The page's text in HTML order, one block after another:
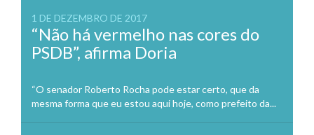
1 DE DEZEMBRO DE 2017
“Não há vermelho nas cores do
PSDB”, afirma Doria
“O senador Roberto Rocha pode estar certo, que da
mesma forma que eu estou aqui hoje, como prefeito da...